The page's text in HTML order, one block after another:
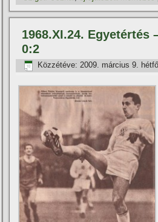
1968.XI.24. Egyetértés
0:2
Közzétéve: 2009. március 9. hétfő